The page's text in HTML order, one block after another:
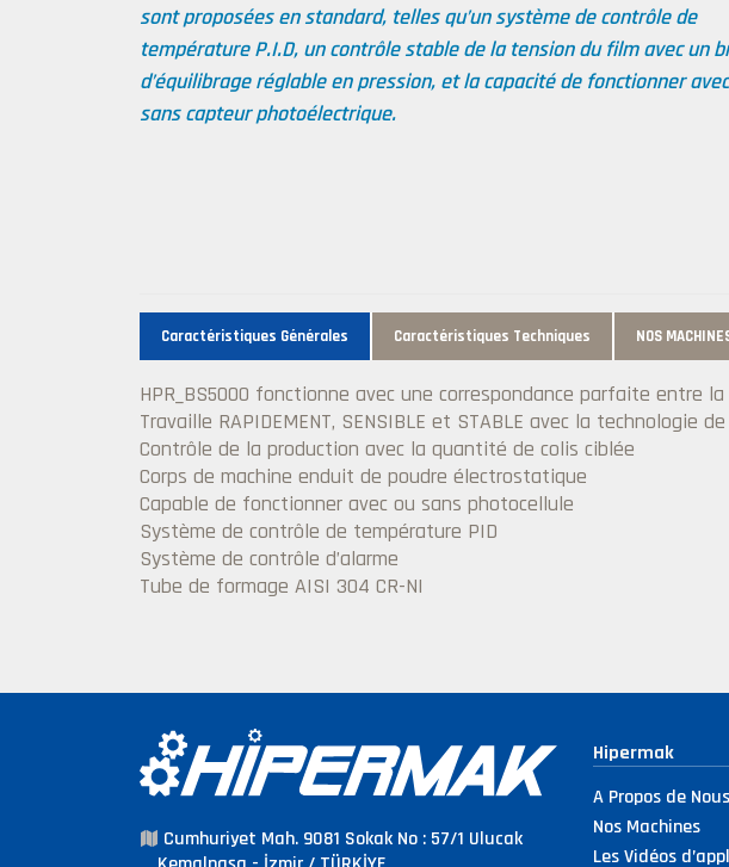
sont proposées en standard, telles qu’un système de contrôle de
température P.I.D, un contrôle stable de la tension du film avec un
d’équilibrage réglable en pression, et la capacité de fonctionner
sans capteur photoélectrique.
Caractéristiques Générales Caractéristiques Techniques NOS
HPR_BS5000 fonctionne avec une correspondance parfaite entre
Travaille RAPIDEMENT, SENSIBLE et STABLE avec la technologie
Contrôle de la production avec la quantité de colis ciblée
Corps de machine enduit de poudre électrostatique
Capable de fonctionner avec ou sans photocellule
Système de contrôle de température PID
Système de contrôle d’alarme
Tube de formage AISI 304 CR-NI
Cumhuriyet Mah. 9081 Sokak No : 57/1 Ulucak
Hipermak
A Propos de Nous
Nos Machines
Les Vidéos